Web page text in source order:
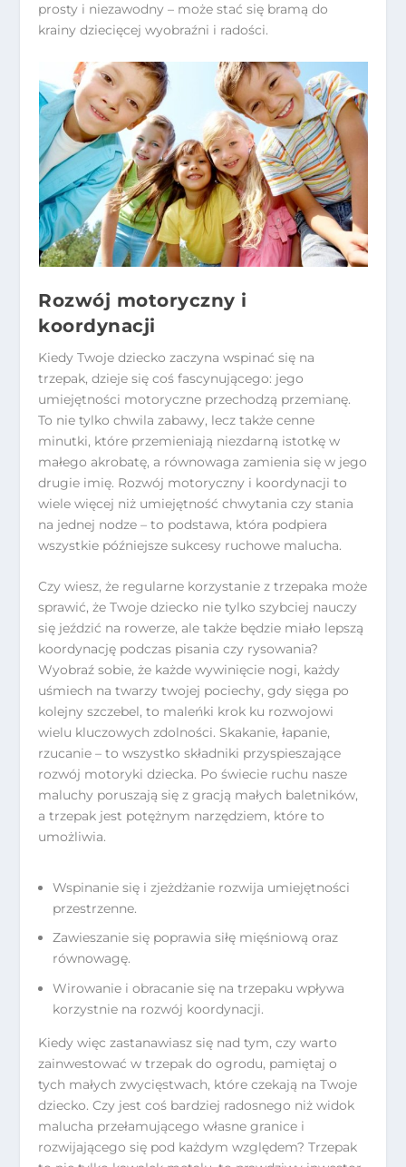
prosty i niezawodny – może stać się bramą do
krainy dziecięcej wyobraźni i radości.
Rozwój motoryczny i
koordynacji
Kiedy Twoje dziecko zaczyna wspinać się na
trzepak, dzieje się coś fascynującego: jego
umiejętności motoryczne przechodzą przemianę.
To nie tylko chwila zabawy, lecz także cenne
minutki, które przemieniają niezdarną istotkę w
małego akrobatę, a równowaga zamienia się w jego
drugie imię. Rozwój motoryczny i koordynacji to
wiele więcej niż umiejętność chwytania czy stania
na jednej nodze – to podstawa, która podpiera
wszystkie późniejsze sukcesy ruchowe malucha.
Czy wiesz, że regularne korzystanie z trzepaka może
sprawić, że Twoje dziecko nie tylko szybciej nauczy
się jeździć na rowerze, ale także będzie miało lepszą
koordynację podczas pisania czy rysowania?
Wyobraź sobie, że każde wywinięcie nogi, każdy
uśmiech na twarzy twojej pociechy, gdy sięga po
kolejny szczebel, to maleńki krok ku rozwojowi
wielu kluczowych zdolności. Skakanie, łapanie,
rzucanie – to wszystko składniki przyspieszające
rozwój motoryki dziecka. Po świecie ruchu nasze
maluchy poruszają się z gracją małych baletników,
a trzepak jest potężnym narzędziem, które to
umożliwia.
Wspinanie się i zjeżdżanie rozwija umiejętności
przestrzenne.
Zawieszanie się poprawia siłę mięśniową oraz
równowagę.
Wirowanie i obracanie się na trzepaku wpływa
korzystnie na rozwój koordynacji.
Kiedy więc zastanawiasz się nad tym, czy warto
zainwestować w trzepak do ogrodu, pamiętaj o
tych małych zwycięstwach, które czekają na Twoje
dziecko. Czy jest coś bardziej radosnego niż widok
malucha przełamującego własne granice i
rozwijającego się pod każdym względem? Trzepak